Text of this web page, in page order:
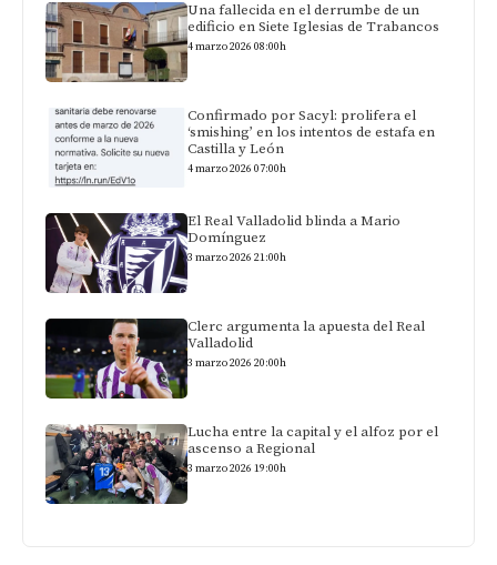
Una fallecida en el derrumbe de un
edificio en Siete Iglesias de Trabancos
4 marzo 2026 08:00h
Confirmado por Sacyl: prolifera el
‘smishing’ en los intentos de estafa en
Castilla y León
4 marzo 2026 07:00h
El Real Valladolid blinda a Mario
Domínguez
3 marzo 2026 21:00h
Clerc argumenta la apuesta del Real
Valladolid
3 marzo 2026 20:00h
Lucha entre la capital y el alfoz por el
ascenso a Regional
3 marzo 2026 19:00h